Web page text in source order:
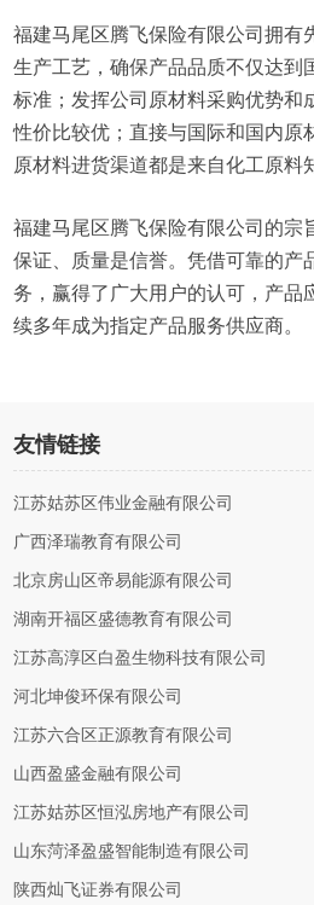
福建马尾区腾飞保险有限公司拥有
生产工艺，确保产品品质不仅达到
标准；发挥公司原材料采购优势和
性价比较优；直接与国际和国内原
原材料进货渠道都是来自化工原料
福建马尾区腾飞保险有限公司的宗
保证、质量是信誉。凭借可靠的产
务，赢得了广大用户的认可，产品
续多年成为指定产品服务供应商。
友情链接
江苏姑苏区伟业金融有限公司
广西泽瑞教育有限公司
北京房山区帝易能源有限公司
湖南开福区盛德教育有限公司
江苏高淳区白盈生物科技有限公司
河北坤俊环保有限公司
江苏六合区正源教育有限公司
山西盈盛金融有限公司
江苏姑苏区恒泓房地产有限公司
山东菏泽盈盛智能制造有限公司
陕西灿飞证券有限公司